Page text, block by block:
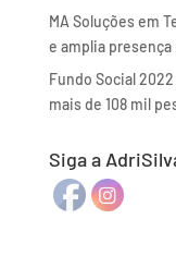
MA Soluções em
e amplia
Fundo Social
mais de 108 mil
Siga a